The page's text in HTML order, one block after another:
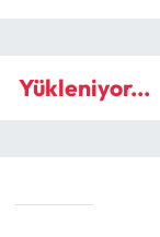
Yükleniyor...